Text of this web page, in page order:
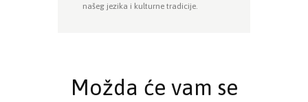
našeg jezika i kulturne tradicije.
Možda će vam se